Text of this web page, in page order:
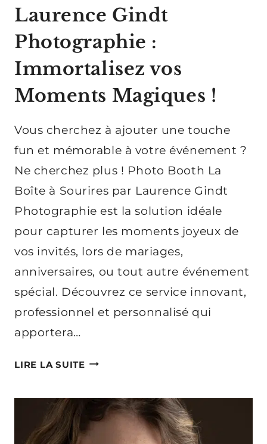
Laurence Gindt
Photographie :
Immortalisez vos
Moments Magiques !
Vous cherchez à ajouter une touche
fun et mémorable à votre événement ?
Ne cherchez plus ! Photo Booth La
Boîte à Sourires par Laurence Gindt
Photographie est la solution idéale
pour capturer les moments joyeux de
vos invités, lors de mariages,
anniversaires, ou tout autre événement
spécial. Découvrez ce service innovant,
professionnel et personnalisé qui
apportera…
LIRE LA SUITELANCEMENT
BOÎTE
À
SOURIRES »